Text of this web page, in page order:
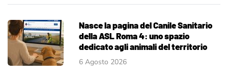
Nasce la pagina del Canile Sanitario
della ASL Roma 4: uno spazio
dedicato agli animali del territorio
6 Agosto 2026